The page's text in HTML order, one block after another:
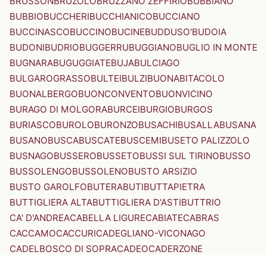
BUBBIOBUCCHERIBUCCHIANICOBUCCIANO
BUCCINASCOBUCCINOBUCINEBUDDUSO'BUDOIA
BUDONIBUDRIOBUGGERRUBUGGIANOBUGLIO IN MONTE
BUGNARABUGUGGIATEBUJABULCIAGO
BULGAROGRASSOBULTEIBULZIBUONABITACOLO
BUONALBERGOBUONCONVENTOBUONVICINO
BURAGO DI MOLGORABURCEIBURGIOBURGOS
BURIASCOBUROLOBURONZOBUSACHIBUSALLABUSANA
BUSANOBUSCABUSCATEBUSCEMIBUSETO PALIZZOLO
BUSNAGOBUSSEROBUSSETOBUSSI SUL TIRINOBUSSO
BUSSOLENGOBUSSOLENOBUSTO ARSIZIO
BUSTO GAROLFOBUTERABUTIBUTTAPIETRA
BUTTIGLIERA ALTABUTTIGLIERA D'ASTIBUTTRIO
CA' D'ANDREACABELLA LIGURECABIATECABRAS
CACCAMOCACCURICADEGLIANO-VICONAGO
CADELBOSCO DI SOPRACADEOCADERZONE